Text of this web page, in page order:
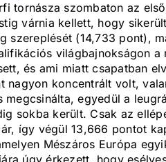
tornásza szombaton az
várnia kellett, hogy
szereplését (14,733 pont),
világbajnokságon
és ami miatt csapatban
nagyon koncentrált volt,
egyedül a
sokba került. Csak az
így végül 13,666 pontot
Mészáros Európa